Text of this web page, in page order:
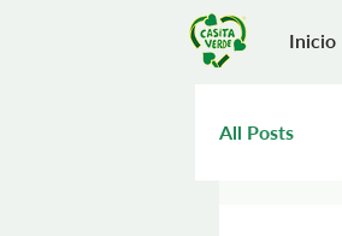
Inicio
All Posts